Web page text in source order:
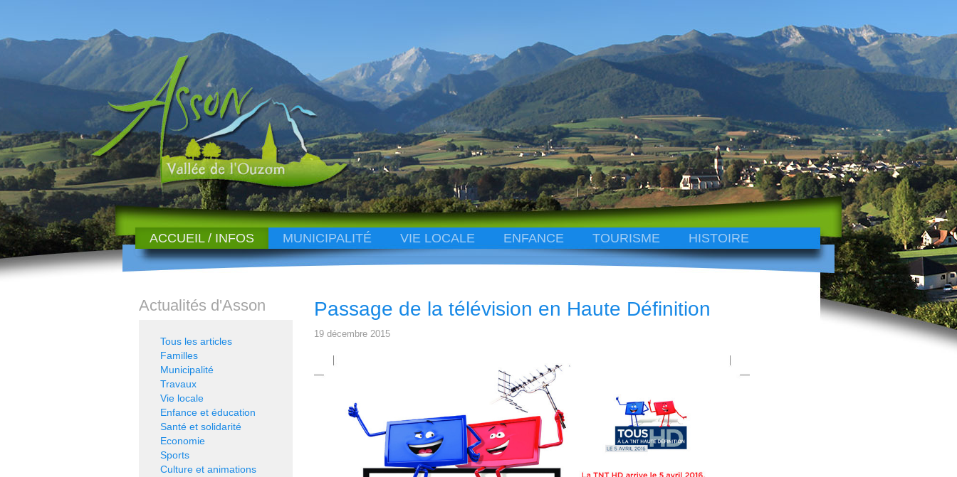
ACCUEIL / INFOS MUNICIPALITÉ VIE LOCALE ENFANCE TOURISME HISTOIRE
Passage de la télévision en Haute Définition
19 décembre 2015
Actualités d'Asson
Tous les articles
Familles
Municipalité
Travaux
Vie locale
Enfance et éducation
Santé et solidarité
Economie
Sports
Culture et animations